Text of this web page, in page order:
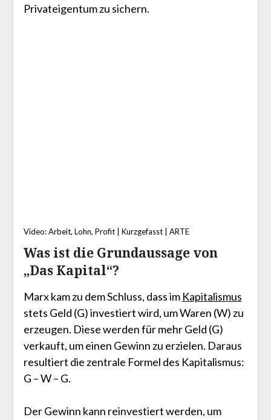
Privateigentum zu sichern.
Video: Arbeit, Lohn, Profit | Kurzgefasst | ARTE
Was ist die Grundaussage von
„Das Kapital“?
Marx kam zu dem Schluss, dass im Kapitalismus
stets Geld (G) investiert wird, um Waren (W) zu
erzeugen. Diese werden für mehr Geld (G)
verkauft, um einen Gewinn zu erzielen. Daraus
resultiert die zentrale Formel des Kapitalismus:
G – W – G.
Der Gewinn kann reinvestiert werden, um